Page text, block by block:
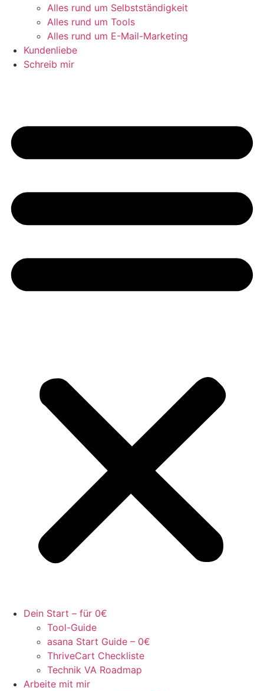
Alles rund um Selbstständigkeit
Alles rund um Tools
Alles rund um E-Mail-Marketing
Kundenliebe
Schreib mir
Dein Start – für 0€
Tool-Guide
asana Start Guide – 0€
ThriveCart Checkliste
Technik VA Roadmap
Arbeite mit mir